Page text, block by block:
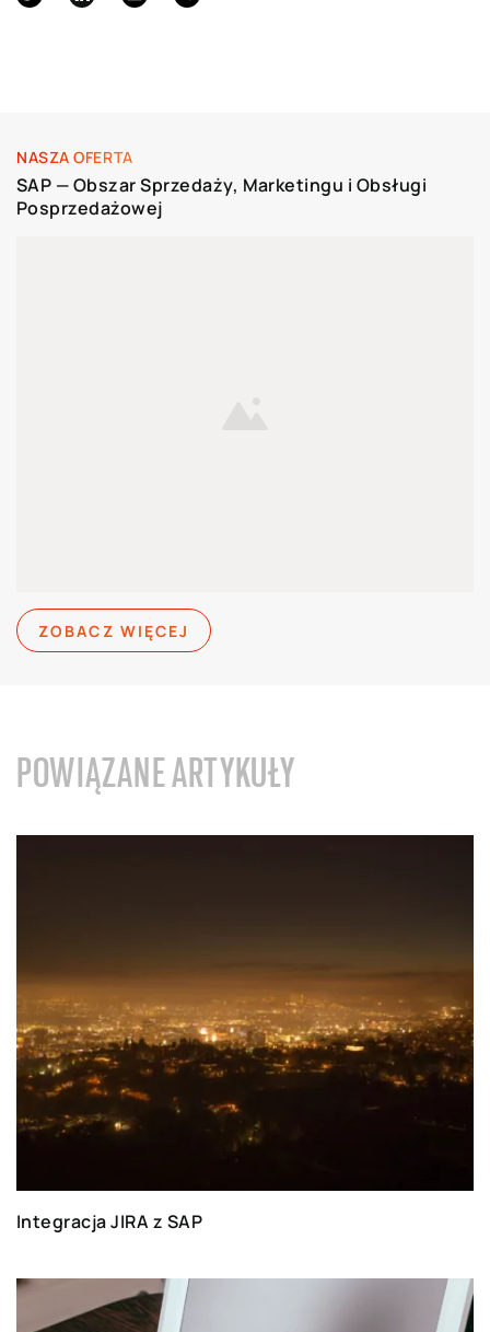
NASZA OFERTA
SAP — Obszar Sprzedaży, Marketingu i Obsługi
Posprzedażowej
ZOBACZ WIĘCEJ
POWIĄZANE ARTYKUŁY
Integracja JIRA z SAP